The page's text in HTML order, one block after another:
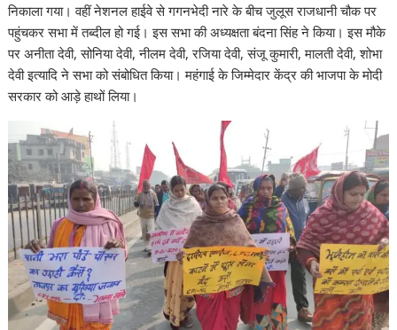
निकाला गया। वहीं नेशनल हाईवे से गगनभेदी नारे के बीच जुलूस राजधानी चौक पर
पहुंचकर सभा में तब्दील हो गई। इस सभा की अध्यक्षता बंदना सिंह ने किया। इस मौके
पर अनीता देवी, सोनिया देवी, नीलम देवी, रजिया देवी, संजू कुमारी, मालती देवी, शोभा
देवी इत्यादि ने सभा को संबोधित किया। महंगाई के जिम्मेदार केंद्र की भाजपा के मोदी
सरकार को आड़े हाथों लिया।